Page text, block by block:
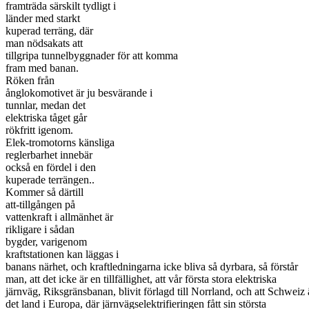
framträda särskilt tydligt i
länder med starkt
kuperad terräng, där
man nödsakats att
tillgripa tunnelbyggnader för att komma
fram med banan.
Röken från
ånglokomotivet är ju besvärande i
tunnlar, medan det
elektriska tåget går
rökfritt igenom.
Elek-tromotorns känsliga
reglerbarhet innebär
också en fördel i den
kuperade terrängen..
Kommer så därtill
att-tillgången på
vattenkraft i allmänhet är
rikligare i sådan
bygder, varigenom
kraftstationen kan läggas i
banans närhet, och kraftledningarna icke bliva så dyrbara, så förstår
man, att det icke är en tillfällighet, att vår första stora elektriska
järnväg, Riksgränsbanan, blivit förlagd till Norrland, och att Schweiz
det land i Europa, där järnvägselektrifieringen fått sin största